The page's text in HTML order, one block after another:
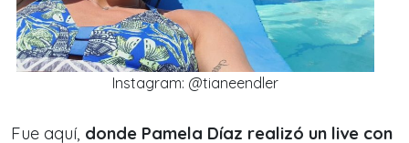
Instagram: @tianeendler
Fue aquí, donde Pamela Díaz realizó un live con